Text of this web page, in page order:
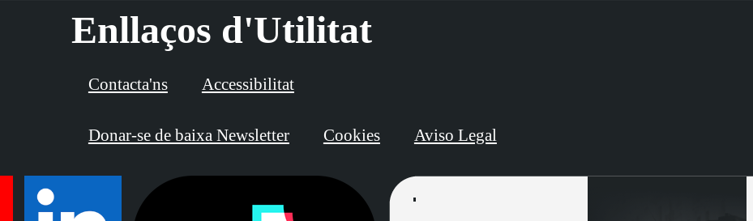
Enllaços d'Utilitat
Contacta'ns Accessibilitat
Donar-se de baixa Newsletter Cookies Aviso Legal